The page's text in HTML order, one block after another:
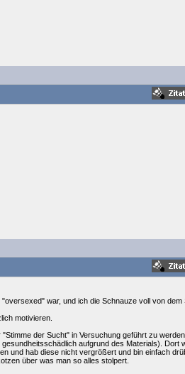
war, und ich die Schnauze voll von dem
motivieren.
der Sucht" in Versuchung geführt zu
aufgrund des Materials). Dort
und hab diese nicht vergrößert und bin einfach
über was man so alles stolpert.